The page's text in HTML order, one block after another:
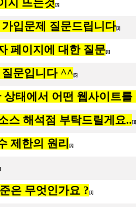
지 뜨는것 [3]
입문제 질문드립니다[3]
페이지에 대한 질문[1]
문입니다 ^^ [5]
상태에서 어떤 웹사이트를
스 해석점 부탁드릴게요..
제한의 원리 [3]
은 무엇인가요 ? [1]